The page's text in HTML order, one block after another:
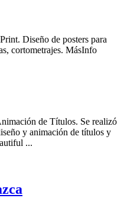
Diseño de posters para
cortometrajes. MásInfo
de Títulos. Se realizó
y animación de títulos y
...